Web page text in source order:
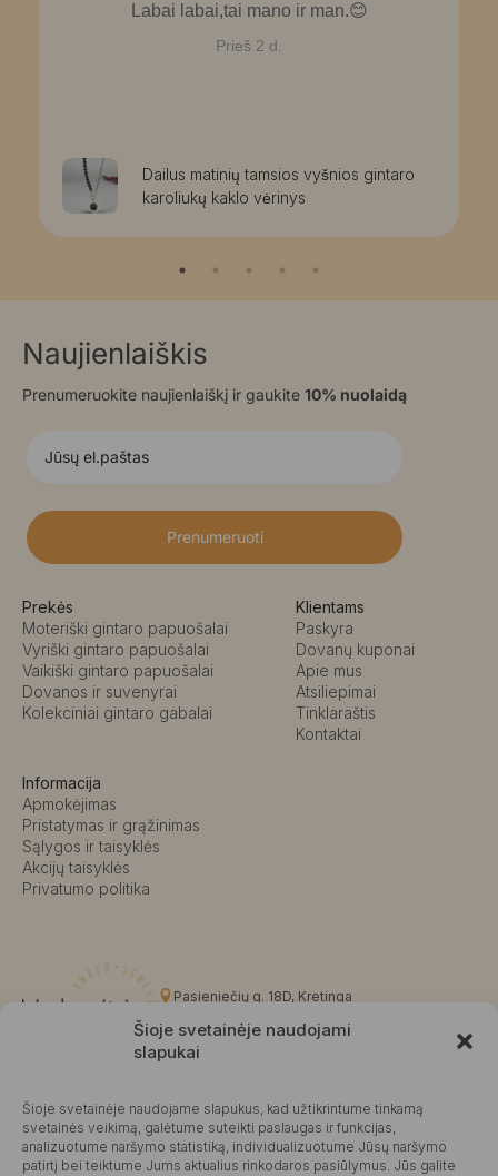
Šioje svetainėje naudojami
slapukai
Šioje svetainėje naudojame slapukus, kad užtikrintume tinkamą
svetainės veikimą, galėtume suteikti paslaugas ir funkcijas,
analizuotume naršymo statistiką, individualizuotume Jūsų naršymo
patirtį bei teiktume Jums aktualius rinkodaros pasiūlymus. Jūs galite
Labai labai,tai mano ir man.😊
Prieš 2 d.
Dailus matinių tamsios vyšnios gintaro
karoliukų kaklo vėrinys
Naujienlaiškis
Prenumeruokite naujienlaiškį ir gaukite 10% nuolaidą
Prenumeruoti
Prekės
Moteriški gintaro papuošalai
Vyriški gintaro papuošalai
Vaikiški gintaro papuošalai
Dovanos ir suvenyrai
Kolekciniai gintaro gabalai
Klientams
Paskyra
Dovanų kuponai
Apie mus
Atsiliepimai
Tinklaraštis
Kontaktai
Informacija
Apmokėjimas
Pristatymas ir grąžinimas
Sąlygos ir taisyklės
Akcijų taisyklės
Privatumo politika
Pasieniečių g. 18D, Kretinga
info@kalvaite.lt
Kalvaitė
Produktų įvertinimas 4.99 / 5 Atsiliepimai